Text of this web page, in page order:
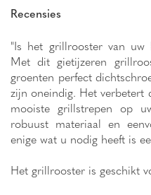
Recensies
"Is het grillrooster van uw
Met dit gietijzeren
groenten perfect
zijn oneindig. Het verbetert
mooiste grillstrepen op
robuust materiaal en
enige wat u nodig heeft is
Het grillrooster is geschikt